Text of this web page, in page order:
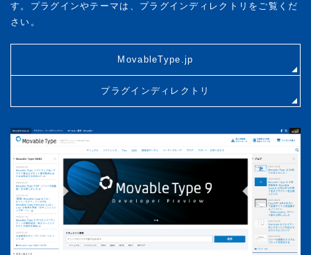
す。プラグインやテーマは、プラグインディレクトリをご覧くだ
さい。
MovableType.jp
プラグインディレクトリ